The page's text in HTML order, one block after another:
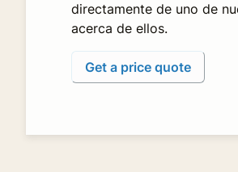
directamente de uno de
acerca de ellos.
Get a price quote